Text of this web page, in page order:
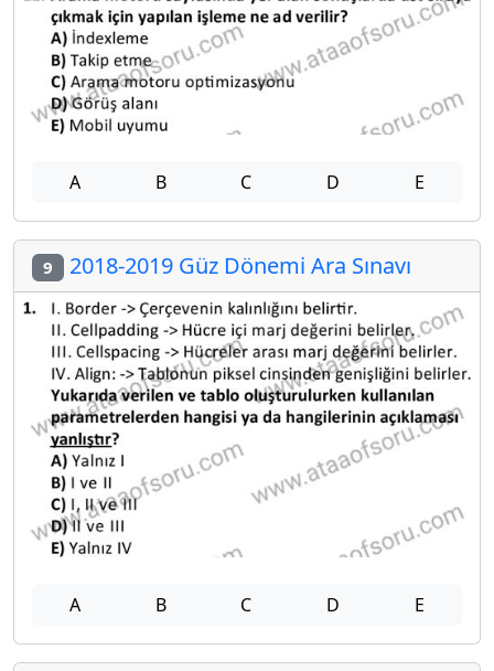
A B C D E
9 2018-2019 Güz Dönemi Ara Sınavı
A B C D E